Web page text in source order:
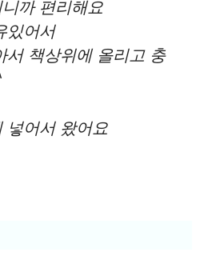
까 편리해요
있어서
서 책상위에 올리고 충
넣어서 왔어요